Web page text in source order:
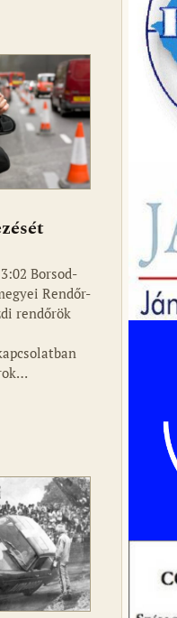
Borsod-
Rendőr-
rendőrök